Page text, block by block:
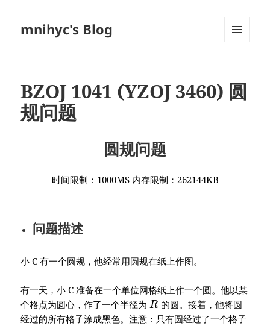
mnihyc's Blog
BZOJ 1041 (YZOJ 3460) 圆
规问题
圆规问题
时间限制：1000MS 内存限制：262144KB
问题描述
小 C 有一个圆规，他经常用圆规在纸上作图。
有一天，小 C 准备在一个单位网格纸上作一个圆。他以某
个格点为圆心，作了一个半径为 R 的圆。接着，他将圆
经过的所有格子涂成黑色。注意：只有圆经过了一个格子